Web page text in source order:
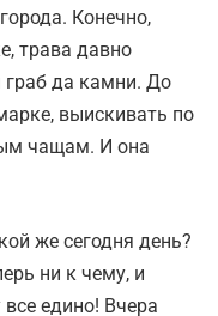
Конечно,
трава давно
граб да камни. До
выискивать по
чащам. И она
же сегодня день?
ни к чему, и
едино! Вчера